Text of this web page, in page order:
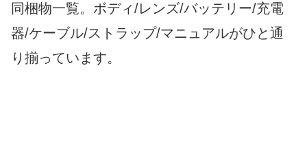
同梱物一覧。ボディ/レンズ/バッテリー/充電
器/ケーブル/ストラップ/マニュアルがひと通
り揃っています。